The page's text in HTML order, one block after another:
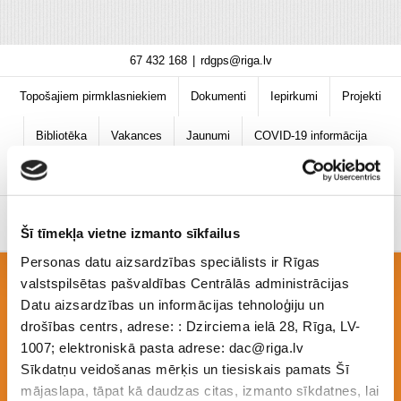
Šī tīmekļa vietne izmanto sīkfailus
Personas datu aizsardzības speciālists ir Rīgas
valstspilsētas pašvaldības Centrālās administrācijas
Datu aizsardzības un informācijas tehnoloģiju un
drošības centrs, adrese: : Dzirciema ielā 28, Rīga, LV-
1007; elektroniskā pasta adrese: dac@riga.lv
Sīkdatņu veidošanas mērķis un tiesiskais pamats Šī
mājaslapa, tāpat kā daudzas citas, izmanto sīkdatnes, lai
content
67 432 168 rdgps@riga.lv
Topošajiem pirmklasniekiem Dokumenti Iepirkumi Projekti
Bibliotēka Vakances Jaunumi COVID-19 informācija
PSD-22-24-nts_e-
klase_elektr_žurn_lietoš_kārtība